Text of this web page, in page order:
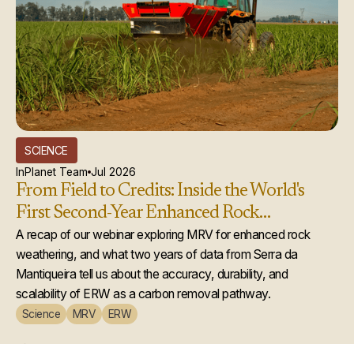
SCIENCE
InPlanet Team Jul 2026
From Field to Credits: Inside the World's
First Second-Year Enhanced Rock
Weathering Credit Issuance
A recap of our webinar exploring MRV for enhanced rock
weathering, and what two years of data from Serra da
Mantiqueira tell us about the accuracy, durability, and
scalability of ERW as a carbon removal pathway.
Science MRV ERW